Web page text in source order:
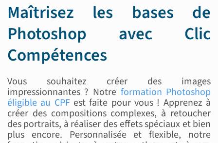
Maîtrisez les bases de
Photoshop avec Clic
Compétences
Vous souhaitez créer des images
impressionnantes ? Notre formation Photoshop
éligible au CPFest faite pour vous ! Apprenez à
créer des compositions complexes, à retoucher
des portraits, à réaliser des effets spéciaux et bien
plus encore. Personnalisée et flexible, notre